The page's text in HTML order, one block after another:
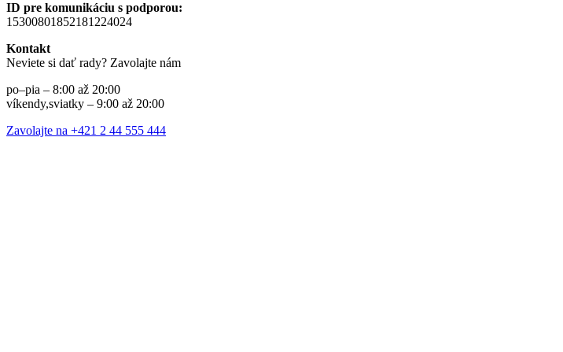
ID pre komunikáciu s podporou:
15300801852181224024
Kontakt
Neviete si dať rady? Zavolajte nám
po–pia – 8:00 až 20:00
víkendy,sviatky – 9:00 až 20:00
Zavolajte na +421 2 44 555 444